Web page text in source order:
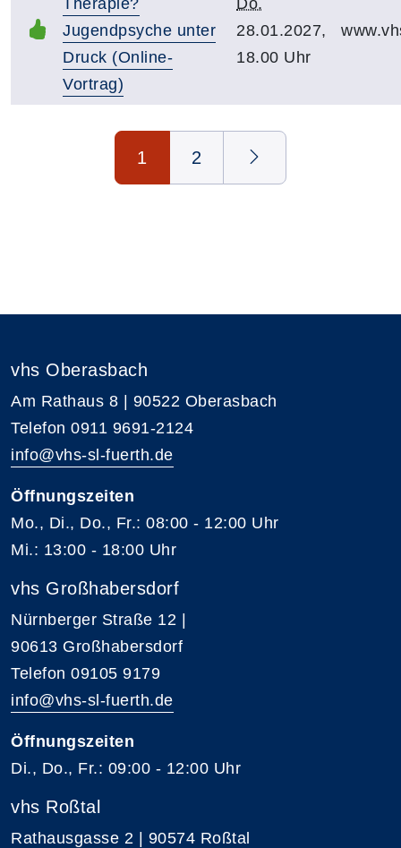
Jugendpsyche unter
Druck (Online-
Vortrag)
28.01.2027,
18.00 Uhr
1 2
vhs Oberasbach
Am Rathaus 8 | 90522 Oberasbach
Telefon 0911 9691-2124
info@vhs-sl-fuerth.de
Öffnungszeiten
Mo., Di., Do., Fr.: 08:00 - 12:00 Uhr
Mi.: 13:00 - 18:00 Uhr
vhs Großhabersdorf
Nürnberger Straße 12 |
90613 Großhabersdorf
Telefon 09105 9179
info@vhs-sl-fuerth.de
Öffnungszeiten
Di., Do., Fr.: 09:00 - 12:00 Uhr
vhs Roßtal
Rathausgasse 2 | 90574 Roßtal